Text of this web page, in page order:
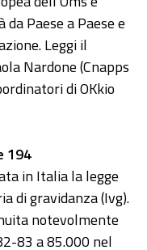
Paese a Paese e
Leggi il
Nardone (Cnapps
di OKkio
194
in Italia la legge
di gravidanza (Ivg).
notevolmente
83 a 85.000 nel